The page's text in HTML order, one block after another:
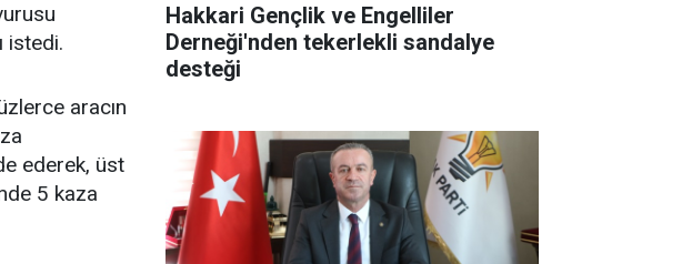
istedi.
aracın
ederek, üst
5 kaza
Hakkari Gençlik ve Engelliler
Derneği'nden tekerlekli sandalye
desteği